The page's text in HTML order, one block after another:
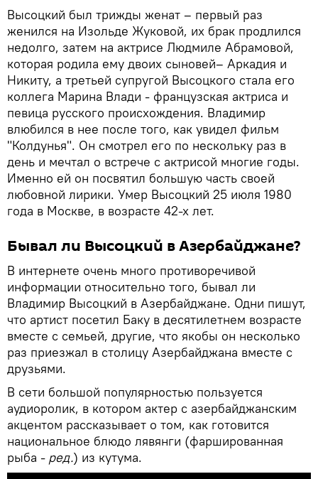
Высоцкий был трижды женат – первый раз
женился на Изольде Жуковой, их брак продлился
недолго, затем на актрисе Людмиле Абрамовой,
которая родила ему двоих сыновей– Аркадия и
Никиту, а третьей супругой Высоцкого стала его
коллега Марина Влади - французская актриса и
певица русского происхождения. Владимир
влюбился в нее после того, как увидел фильм
"Колдунья". Он смотрел его по нескольку раз в
день и мечтал о встрече с актрисой многие годы.
Именно ей он посвятил большую часть своей
любовной лирики. Умер Высоцкий 25 июля 1980
года в Москве, в возрасте 42-х лет.
Бывал ли Высоцкий в Азербайджане?
В интернете очень много противоречивой
информации относительно того, бывал ли
Владимир Высоцкий в Азербайджане. Одни пишут,
что артист посетил Баку в десятилетнем возрасте
вместе с семьей, другие, что якобы он несколько
раз приезжал в столицу Азербайджана вместе с
друзьями.
В сети большой популярностью пользуется
аудиоролик, в котором актер с азербайджанским
акцентом рассказывает о том, как готовится
национальное блюдо лявянги (фаршированная
рыба - ред.) из кутума.